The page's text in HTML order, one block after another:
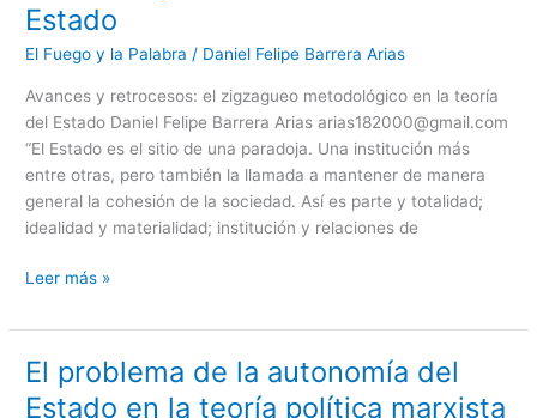
Estado
El Fuego y la Palabra / Daniel Felipe Barrera Arias
Avances y retrocesos: el zigzagueo metodológico en la teoría
del Estado Daniel Felipe Barrera Arias arias182000@gmail.com
“El Estado es el sitio de una paradoja. Una institución más
entre otras, pero también la llamada a mantener de manera
general la cohesión de la sociedad. Así es parte y totalidad;
idealidad y materialidad; institución y relaciones de
el
zigzagueo
en
la
teoría
del
Estado
Leer más »
El problema de la autonomía del
Estado en la teoría política marxista
El
problema